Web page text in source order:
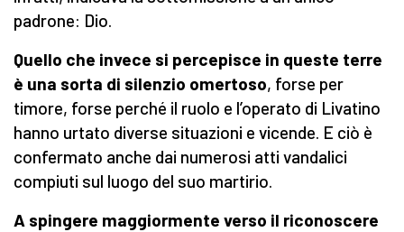
padrone: Dio.
Quello che invece si percepisce in queste terre
è una sorta di silenzio omertoso, forse per
timore, forse perché il ruolo e l’operato di Livatino
hanno urtato diverse situazioni e vicende. E ciò è
confermato anche dai numerosi atti vandalici
compiuti sul luogo del suo martirio.
A spingere maggiormente verso il riconoscere